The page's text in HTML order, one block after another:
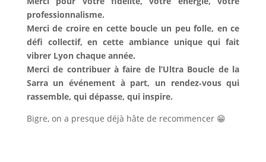
professionnalisme.
Merci de croire en cette boucle un peu folle, en ce
défi collectif, en cette ambiance unique qui fait
vibrer Lyon chaque année.
Merci de contribuer à faire de l’Ultra Boucle de la
Sarra un événement à part, un rendez‑vous qui
rassemble, qui dépasse, qui inspire.
Bigre, on a presque déjà hâte de recommencer 😁